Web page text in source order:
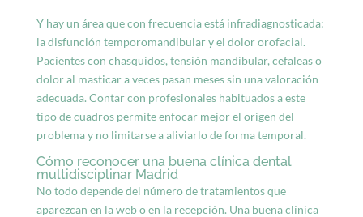
Y hay un área que con frecuencia está infradiagnosticada:
ladisfunción temporomandibulary el dolor orofacial.
Pacientes con chasquidos, tensión mandibular, cefaleas o
dolor al masticar a veces pasan meses sin una valoración
adecuada. Contar con profesionales habituados a este
tipo de cuadros permite enfocar mejor el origen del
problema y no limitarse a aliviarlo de forma temporal.
Cómo reconocer una buena clínica dental
multidisciplinar Madrid
No todo depende del número de tratamientos que
aparezcan en la web o en la recepción. Una buena clínica